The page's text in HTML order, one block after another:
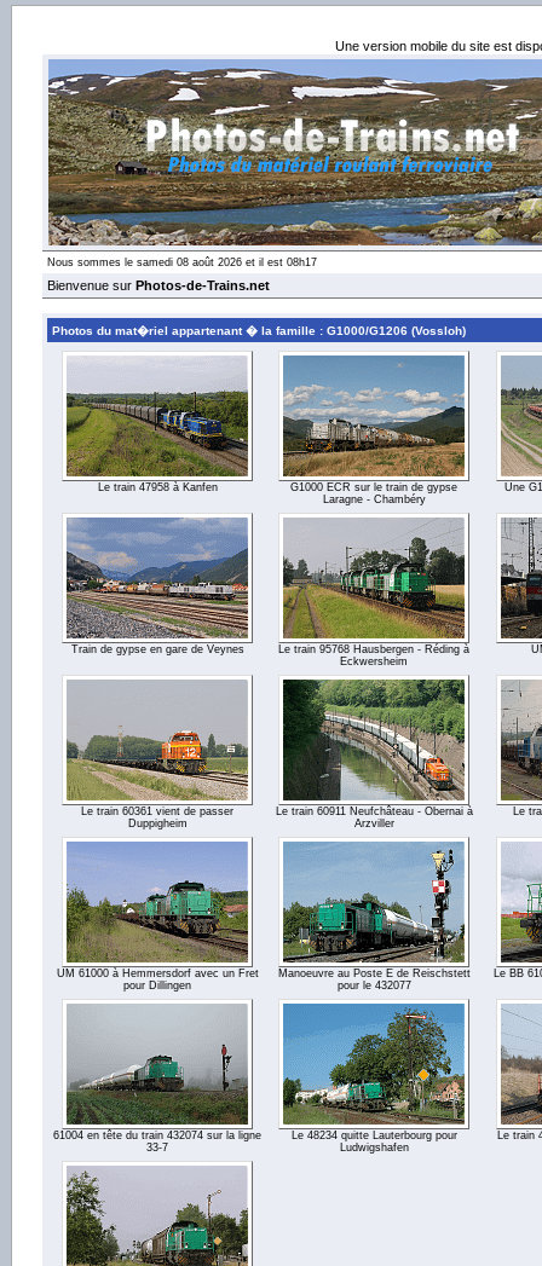
Une version mobile du site est
Nous sommes le samedi 08 août 2026 et il est 08h17
Bienvenue sur Photos-de-Trains.net
Photos du mat�riel appartenant � la famille : G1000/G1206 (Vossloh)
Le train 47958 à Kanfen
G1000 ECR sur le train de gypse
Laragne - Chambéry
Une
Train de gypse en gare de Veynes
Le train 95768 Hausbergen - Réding à
Eckwersheim
Le train 60361 vient de passer
Duppigheim
Le train 60911 Neufchâteau - Obernai à
Arzviller
Le
UM 61000 à Hemmersdorf avec un Fret
pour Dillingen
Manoeuvre au Poste E de Reischstett
pour le 432077
Le BB
61004 en tête du train 432074 sur la ligne
33-7
Le 48234 quitte Lauterbourg pour
Ludwigshafen
Le train